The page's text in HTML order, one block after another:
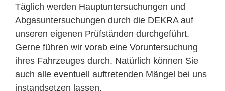
Mitarbeiter
Karriere
Technische Infos
Täglich werden Hauptuntersuchungen und
Abgasuntersuchungen durch die DEKRA auf
unseren eigenen Prüfständen durchgeführt.
Gerne führen wir vorab eine Voruntersuchung
ihres Fahrzeuges durch. Natürlich können Sie
auch alle eventuell auftretenden Mängel bei uns
instandsetzen lassen.